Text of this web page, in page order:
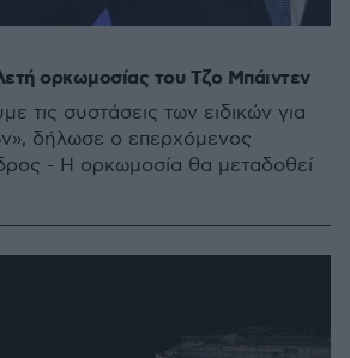
ορκωμοσίας του Τζο Μπάιντεν
τις συστάσεις των ειδικών για
δήλωσε ο επερχόμενος
- Η ορκωμοσία θα μεταδοθεί